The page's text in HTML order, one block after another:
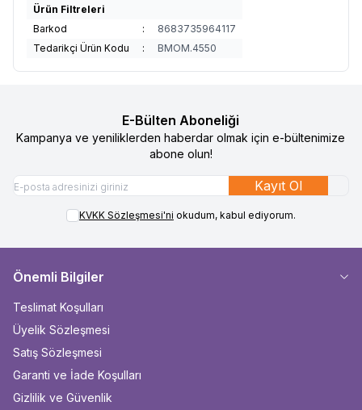
Ürün Filtreleri
Barkod
:
8683735964117
Tedarikçi Ürün Kodu
: BMOM.4550
E-Bülten Aboneliği
Kampanya ve yeniliklerden haberdar olmak için e-bültenimize
abone olun!
Kayıt Ol
KVKK Sözleşmesi'ni okudum, kabul ediyorum.
Önemli Bilgiler
Teslimat Koşulları
Üyelik Sözleşmesi
Satış Sözleşmesi
Garanti ve İade Koşulları
Gizlilik ve Güvenlik